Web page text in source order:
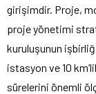
girişimdir. Proje,
proje yönetimi
kuruluşunun
istasyon ve 10
sürelerini önemli